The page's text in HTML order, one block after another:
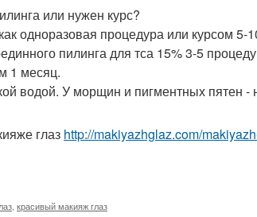
или нужен курс?
одноразовая процедура или курсом 5-
пилинга для тса 15% 3-5
1 месяц.
водой. У морщин и пигментных пятен -
глаз http://makiyazhglaz.com/
красивый макияж глаз